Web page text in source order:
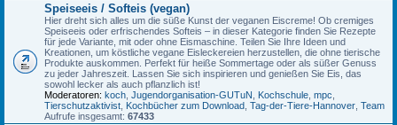
Speiseeis / Softeis (vegan)
Hier dreht sich alles um die süße Kunst der veganen Eiscreme! Ob cremiges
Speiseeis oder erfrischendes Softeis – in dieser Kategorie finden Sie Rezepte
für jede Variante, mit oder ohne Eismaschine. Teilen Sie Ihre Ideen und
Kreationen, um köstliche vegane Eisleckereien herzustellen, die ohne tierische
Produkte auskommen. Perfekt für heiße Sommertage oder als süßer Genuss
zu jeder Jahreszeit. Lassen Sie sich inspirieren und genießen Sie Eis, das
sowohl lecker als auch pflanzlich ist!
Moderatoren: koch Jugendorganisation-GUTuN Kochschule mpc
Tierschutzaktivist Kochbücher zum Download Tag-der-Tiere-Hannover Team
Aufrufe insgesamt: 67433